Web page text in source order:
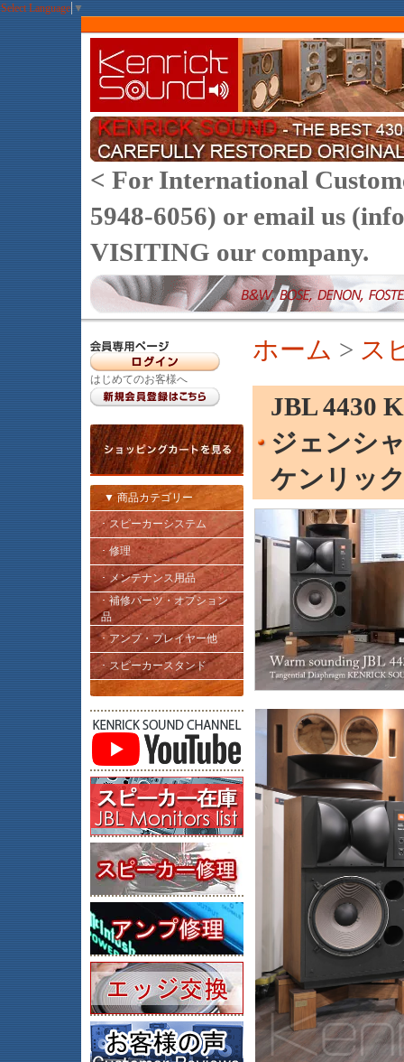
Select Language ▼
< For International
5948-6056) or email us
VISITING our company.
はじめてのお客様へ
▼ 商品カテゴリー
･ スピーカーシステム
･ 修理
･ メンテナンス用品
･ 補修パーツ・オプション
品
･ アンプ・プレイヤー他
･ スピーカースタンド
ホーム > ス
JBL 4430
ジェンシ
ケンリッ